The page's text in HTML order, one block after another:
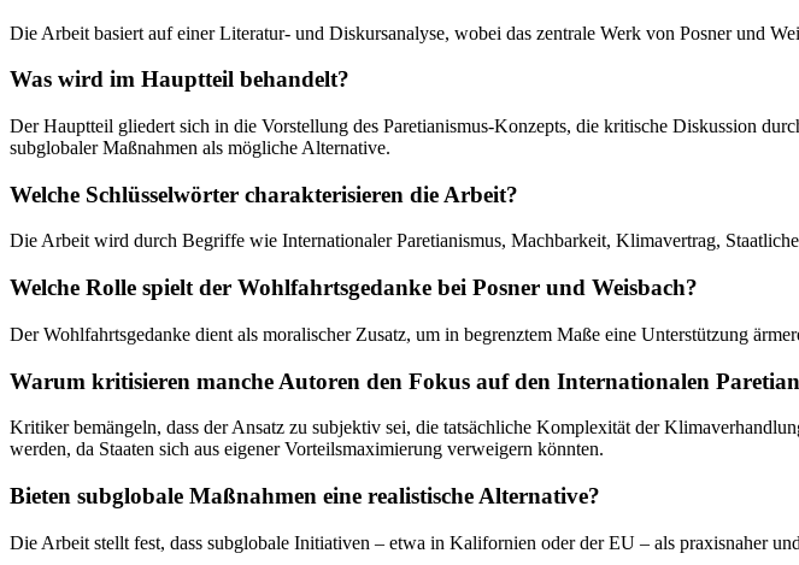
Die Arbeit basiert auf einer Literatur- und Diskursanalyse, wobei das zentrale Werk von Posner und
Was wird im Hauptteil behandelt?
Der Hauptteil gliedert sich in die Vorstellung des Paretianismus-Konzepts, die kritische Diskussion
subglobaler Maßnahmen als mögliche Alternative.
Welche Schlüsselwörter charakterisieren die Arbeit?
Die Arbeit wird durch Begriffe wie Internationaler Paretianismus, Machbarkeit, Klimavertrag,
Welche Rolle spielt der Wohlfahrtsgedanke bei Posner und Weisbach?
Der Wohlfahrtsgedanke dient als moralischer Zusatz, um in begrenztem Maße eine Unterstützung
Warum kritisieren manche Autoren den Fokus auf den Internationalen
Kritiker bemängeln, dass der Ansatz zu subjektiv sei, die tatsächliche Komplexität der
werden, da Staaten sich aus eigener Vorteilsmaximierung verweigern könnten.
Bieten subglobale Maßnahmen eine realistische Alternative?
Die Arbeit stellt fest, dass subglobale Initiativen – etwa in Kalifornien oder der EU – als praxisnaher